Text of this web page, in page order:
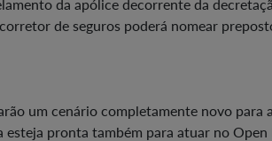
da apólice decorrente da
de seguros poderá nomear
um cenário completamente novo para
esteja pronta também para atuar no